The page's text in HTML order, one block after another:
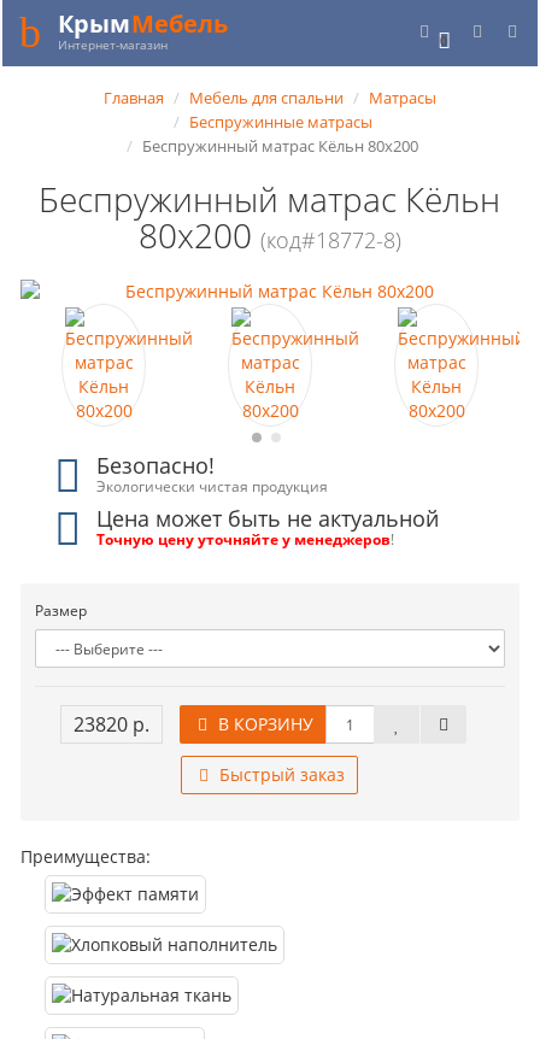
0
КрымМебель
Интернет-магазин
Главная Мебель для спальни
Матрасы
Беспружинные матрасы
Беспружинный матрас Кёльн 80x200
Беспружинный матрас Кёльн
80x200 (код#18772-8)
Безопасно!
Экологически чистая продукция
Цена может быть не актуальной
Точную цену уточняйте у менеджеров!
Размер
23820 р. В КОРЗИНУ
Быстрый заказ
Преимущества: